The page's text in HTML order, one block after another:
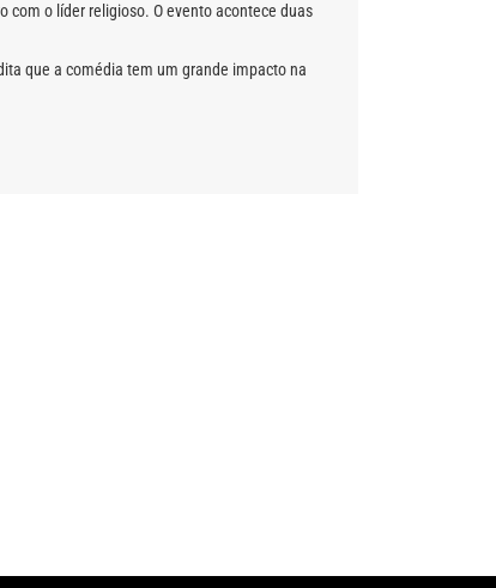
com o líder religioso. O evento acontece duas
que a comédia tem um grande impacto na